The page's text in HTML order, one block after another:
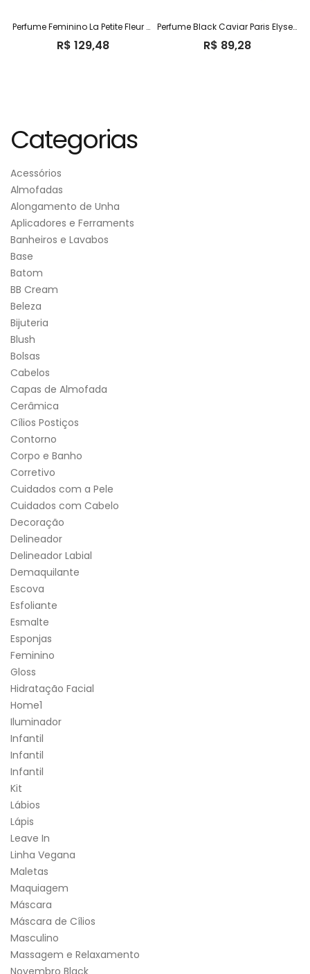
Perfume Feminino La Petite Fleur Secrète Paris Elysees
R$ 129,48
Perfume Black Caviar Paris Elysees Masculino
R$ 89,28
Categorias
Acessórios
Almofadas
Alongamento de Unha
Aplicadores e Ferraments
Banheiros e Lavabos
Base
Batom
BB Cream
Beleza
Bijuteria
Blush
Bolsas
Cabelos
Capas de Almofada
Cerâmica
Cílios Postiços
Contorno
Corpo e Banho
Corretivo
Cuidados com a Pele
Cuidados com Cabelo
Decoração
Delineador
Delineador Labial
Demaquilante
Escova
Esfoliante
Esmalte
Esponjas
Feminino
Gloss
Hidratação Facial
Home1
Iluminador
Infantil
Infantil
Infantil
Kit
Lábios
Lápis
Leave In
Linha Vegana
Maletas
Maquiagem
Máscara
Máscara de Cílios
Masculino
Massagem e Relaxamento
Novembro Black